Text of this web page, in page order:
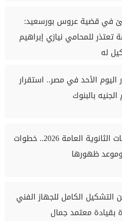
في قضية عروس بورسعيد:
للمحامي نيازي إبراهيم
له
اليوم الأحد في مصر.. استقرار
بالبنوك
نتيجة تظلمات الثانوية العامة 2026.. خطوات
ظهورها
التشكيل الكامل للجهاز الفني
بقيادة معتمد جمال